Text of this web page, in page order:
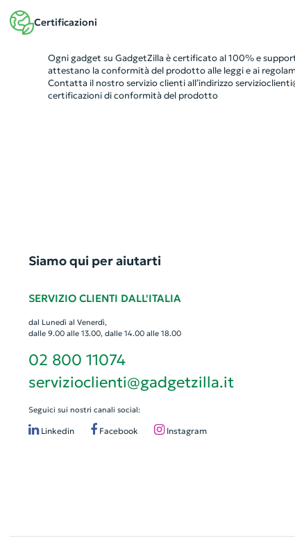
Certificazioni
Ogni gadget su GadgetZilla è certificato al 100% e
attestano la conformità del prodotto alle leggi e ai
Contatta il nostro servizio clienti all’indirizzo
certificazioni di conformità del prodotto
Siamo qui per aiutarti
SERVIZIO CLIENTI DALL'ITALIA
dal Lunedì al Venerdì,
dalle 9.00 alle 13.00, dalle 14.00 alle 18.00
02 800 11074
servizioclienti@gadgetzilla.it
Seguici sui nostri canali social:
Linkedin Facebook Instagram